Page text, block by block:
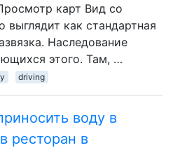
карт Вид со
выглядит как стандартная
Наследование
этого. Там, …
driving
воду в
ресторан в